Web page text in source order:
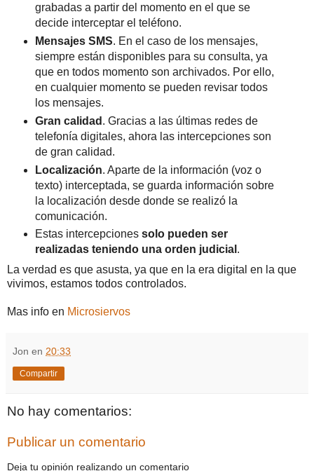
grabadas a partir del momento en el que se
decide interceptar el teléfono.
Mensajes SMS. En el caso de los mensajes,
siempre están disponibles para su consulta, ya
que en todos momento son archivados. Por ello,
en cualquier momento se pueden revisar todos
los mensajes.
Gran calidad . Gracias a las últimas redes de
telefonía digitales, ahora las intercepciones son
de gran calidad.
Localización. Aparte de la información (voz o
texto) interceptada, se guarda información sobre
la localización desde donde se realizó la
comunicación.
Estas intercepciones solo pueden ser
realizadas teniendo una orden judicial .
La verdad es que asusta, ya que en la era digital en la que
vivimos, estamos todos controlados.
Mas info en Microsiervos
Jon en 20:33
Compartir
No hay comentarios:
Publicar un comentario
Deja tu opinión realizando un comentario